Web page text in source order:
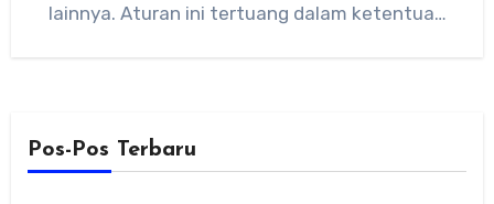
lainnya. Aturan ini tertuang dalam ketentuan
Pos-Pos Terbaru